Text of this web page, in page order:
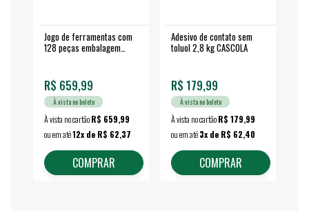
Jogo de ferramentas com
128 peças embalagem
R$ 659,99
À vista no boleto
À vista no cartãoR$ 659,99
ou em até12x de R$ 62,37
COMPRAR
Adesivo de contato sem
toluol 2,8 kg CASCOLA
R$ 179,99
À vista no boleto
À vista no cartãoR$ 179,99
ou em até3x de R$ 62,40
COMPRAR